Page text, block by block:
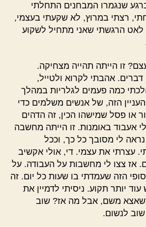
שנגמרו המבחנים התחלתי
רצתי במרוץ, לא שקעתי בעצמי,
הרגשתי שאני מתחיל לשקוע
זו הייתה תהייה מצחיקה.
דברים. אהבתי לקרוא ולטייל,
כמה פעמים לגלריות במהלך
הזה, של אנשים משלמים כדי
או פסל שמישהו הכין, זה הדהים
אעבוד באומנות. זו הייתה מחשבה
לי מסובך כל כך, וככל
עצרתי את עצמי. די, אולי אקשיב
אז צצו לי מחשבות על העבודה. על
הזה שעמדתי בו שעות כל יום. זה
יותר תקוע. ניסיתי לדמיין את
משם, אבל מה אז? שוב
שוב לנשום.